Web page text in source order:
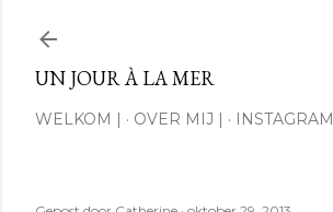
UN JOUR À LA MER
WELKOM | OVER MIJ | INSTAGRAM